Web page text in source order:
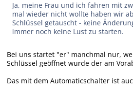
Ja, meine Frau und ich fahren mit
mal wieder nicht wollte haben wir
Schlüssel getauscht - keine
immer noch keine Lust zu starten.
Bei uns startet "er" manchmal nur,
Schlüssel geöffnet wurde der am
Das mit dem Automaticschalter ist